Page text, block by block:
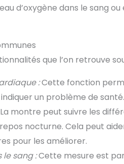
d’oxygène dans le sang
que l’on retrouve
:Cette fonction
un problème de santé.
La montre peut suivre les
nocturne. Cela peut
pour les améliorer.
le sang :Cette mesure est